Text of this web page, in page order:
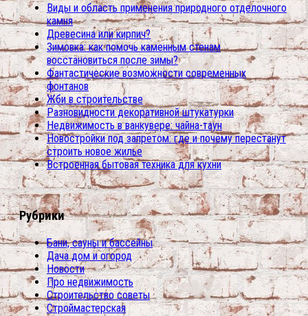
Виды и область применения природного отделочного
камня
Древесина или кирпич?
Зимовка: как помочь каменным стенам
восстановиться после зимы?
Фантастические возможности современных
фонтанов
Жби в строительстве
Разновидности декоративной штукатурки
Недвижимость в ванкувере: чайна-таун
Новостройки под запретом: где и почему перестанут
строить новое жилье
Встроенная бытовая техника для кухни
Рубрики
Бани, сауны и бассейны
Дача дом и огород
Новости
Про недвижимость
Строительство советы
Строймастерская